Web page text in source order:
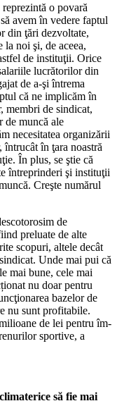
o povară
avem în vedere faptul
din ţări dezvoltate,
la noi şi, de aceea,
de instituţii. Orice
lucrătorilor din
de a-şi întrema
că ne implicăm în
membri de sindicat,
de muncă ale
necesitatea organizării
în ţara noastră
În plus, se ştie că
întreprinderi şi instituţii
Creşte numărul
de
preluate de alte
scopuri, altele decât
Unde mai pui că
mai bune, cele mai
nu doar pentru
bazelor de
nu sunt profitabile.
de lei pentru îm­
sportive, a
să fie mai